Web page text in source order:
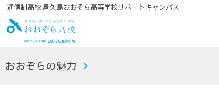
通信制高校 屋久島おおぞら高等学校サポートキャンパス
お
おおぞらの魅力